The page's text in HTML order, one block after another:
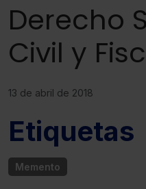
Derecho
Civil y
13 de abril de 2018
Etiquetas
Memento